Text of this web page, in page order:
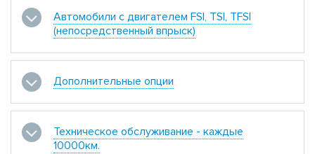
Автомобили с двигателем FSI, TSI, TFSI
(непосредственный впрыск)
Дополнительные опции
Техническое обслуживание - каждые
10000км.